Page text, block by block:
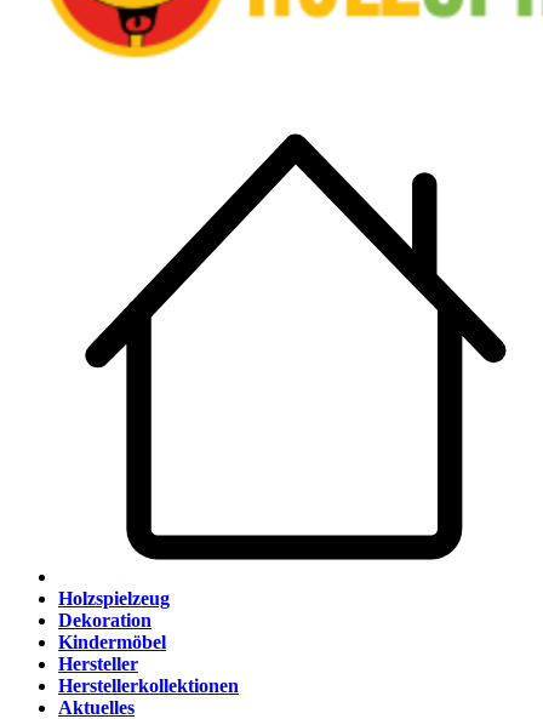
Holzspielzeug
Dekoration
Kindermöbel
Hersteller
Herstellerkollektionen
Aktuelles